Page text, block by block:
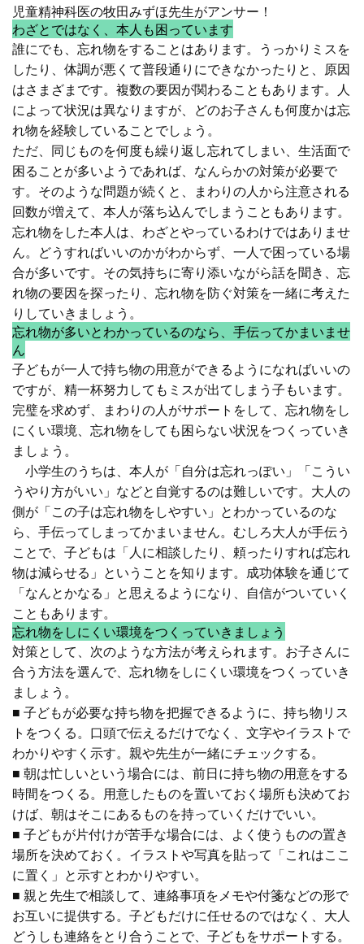
児童精神科医の牧田みずほ先生がアンサー！
わざとではなく、本人も困っています
誰にでも、忘れ物をすることはあります。うっかりミスを
したり、体調が悪くて普段通りにできなかったりと、原因
はさまざまです。複数の要因が関わることもあります。人
によって状況は異なりますが、どのお子さんも何度かは忘
れ物を経験していることでしょう。
ただ、 同じものを何度も繰り返し忘れてしまい、生活面で
困ることが多いようであれば、なんらかの対策が必要で
す。そのような問題が続くと、まわりの人から注意される
回数が増えて、本人が落ち込んでしまうこともあります。
忘れ物をした本人は、わざとやっているわけではありませ
ん。どうすればいいのかがわからず、 一人で困っている場
合が多いです。その気持ちに寄り添いながら話を聞き、忘
れ物の要因を探ったり、忘れ物を防ぐ対策を一緒に考えた
りしていきましょう 。
忘れ物が多いとわかっているのなら、手伝ってかまいませ
ん
子どもが一人で持ち物の用意ができるようになればいいの
ですが、精一杯努力してもミスが出てしまう子もいます。
完璧を求めず、まわりの人がサポートをして、忘れ物をし
にくい環境、忘れ物をしても困らない状況をつくっていき
ましょう。
小学生のうちは、本人が「自分は忘れっぽい」「こうい
うやり方がいい」などと自覚するのは難しいです。大人の
側が「この子は忘れ物をしやすい」とわかっているのな
ら、手伝ってしまってかまいません。むしろ大人が手伝う
ことで、子どもは「人に相談したり、頼ったりすれば忘れ
物は減らせる」ということを知り ます。 成功体験を通じて
「なんとかなる」と思えるようになり、自信がついていく
こともあります。
忘れ物をしにくい環境をつくっていきましょう
対策として、次のような方法が考えられます。お子さんに
合う方法を選んで、忘れ物をしにくい環境をつくっていき
ましょう。
■ 子どもが必要な持ち物を把握できるように、持ち物リス
トをつくる。口頭で伝えるだけでなく、文字やイラストで
わかりやすく示す。親や先生が一緒にチェックする。
■ 朝は忙しいという場合には、前日に持ち物の用意をする
時間をつくる。用意したものを置いておく場所も決めてお
けば、朝はそこにあるものを持っていくだけでいい。
■ 子どもが片付けが苦手な場合には、よく使うものの置き
場所を決めておく。イラストや写真を貼って「これはここ
に置く」と示すとわかりやすい。
■ 親と先生で相談して、連絡事項をメモや付箋などの形で
お互いに提供する。子どもだけに任せるのではなく、大人
どうしも連絡をとり合うことで、子どもをサポートする。